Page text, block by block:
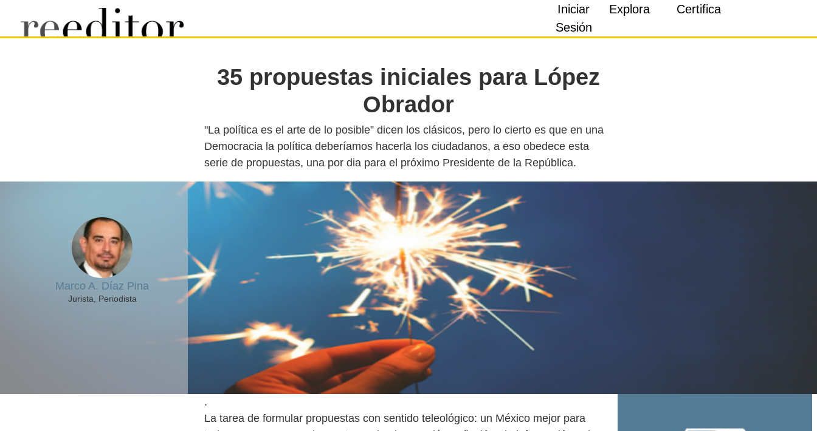
Iniciar
Sesión
Explora Certifica
Marco A. Díaz Pina
Jurista, Periodista
35 propuestas iniciales para López
Obrador
"La política es el arte de lo posible” dicen los clásicos, pero lo cierto es que en una
Democracia la política deberíamos hacerla los ciudadanos, a eso obedece esta
.
La tarea de formular propuestas con sentido teleológico: un México mejor para